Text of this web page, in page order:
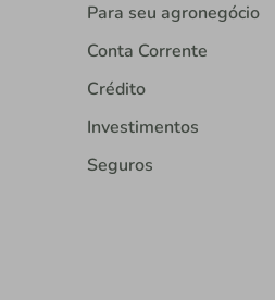
Para seu agronegócio
Conta Corrente
Crédito
Investimentos
Seguros